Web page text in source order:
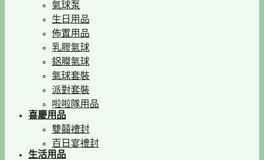
氣球泵
生日用品
佈置用品
乳膠氣球
鋁膜氣球
氣球套裝
派對套裝
啦啦隊用品
喜慶用品
雙囍禮封
百日宴禮封
生活用品